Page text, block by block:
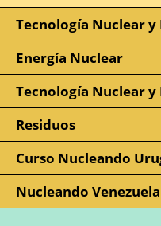
Tecnología Nuclear
Energía Nuclear
Tecnología Nuclear y
Residuos
Curso Nucleando
Nucleando